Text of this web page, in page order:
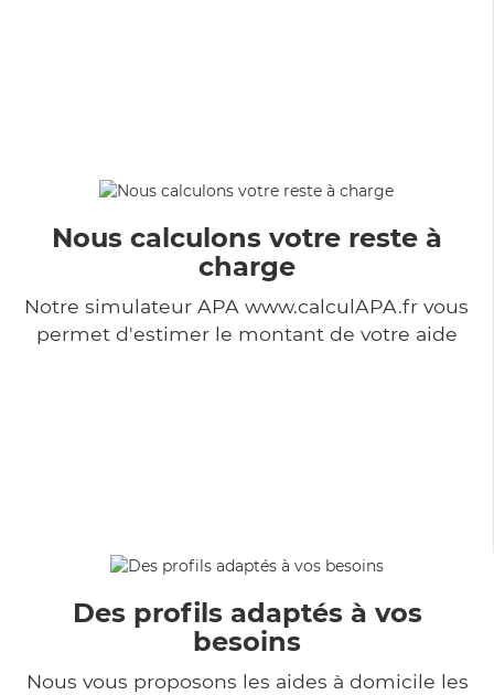
Nous calculons votre reste à
charge
Notre simulateur APA www.calculAPA.fr vous
permet d'estimer le montant de votre aide
Des profils adaptés à vos
besoins
Nous vous proposons les aides à domicile les